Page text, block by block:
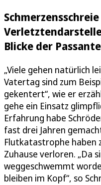
Blicke der
„Viele gehen natürlich
Vatertag sind zum
gekentert“, wie er
gehe ein Einsatz
Erfahrung habe
fast drei Jahren
Flutkatastrophe haben
Zuhause verloren. „Da
weggeschwemmt
bleiben im Kopf“, so